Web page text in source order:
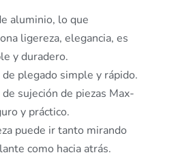
aluminio, lo que
ligereza, elegancia, es
y duradero.
plegado simple y rápido.
sujeción de piezas Max-
y práctico.
puede ir tanto mirando
como hacia atrás.